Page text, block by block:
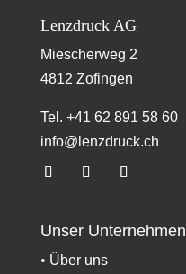
Lenzdruck AG
Miescherweg 2
4812 Zofingen
Tel. +41 62 891 58 60
info@lenzdruck.ch
Unser Unternehmen
• Über uns